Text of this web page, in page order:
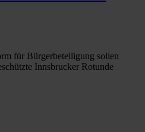
für Bürgerbeteiligung sollen
Innsbrucker Rotunde